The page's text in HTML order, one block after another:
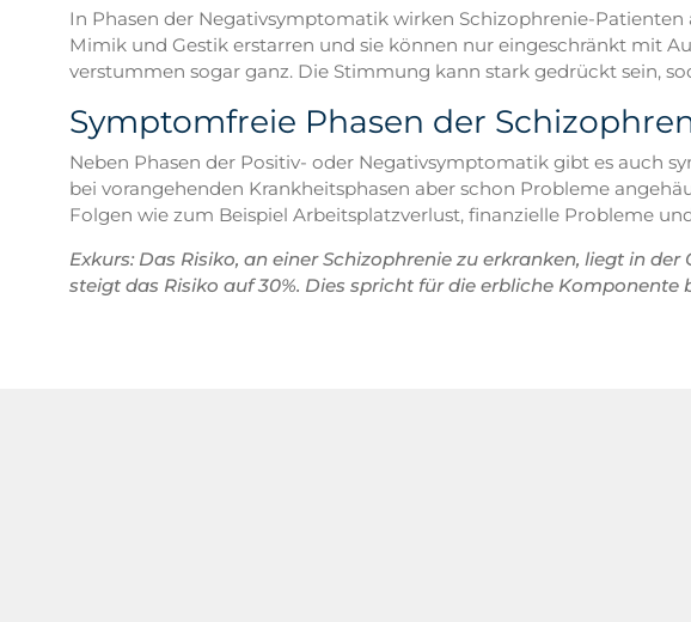
In Phasen der Negativsymptomatik wirken Schizophrenie-
Mimik und Gestik erstarren und sie können nur eingeschränkt mit
verstummen sogar ganz. Die Stimmung kann stark gedrückt sein,
Symptomfreie Phasen der
Neben Phasen der Positiv- oder Negativsymptomatik gibt es auch
bei vorangehenden Krankheitsphasen aber schon Probleme
Folgen wie zum Beispiel Arbeitsplatzverlust, finanzielle Probleme
Exkurs: Das Risiko, an einer Schizophrenie zu erkranken, liegt in
steigt das Risiko auf 30%. Dies spricht für die erbliche Komponente